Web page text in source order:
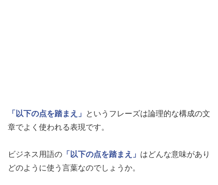
「以下の点を踏まえ」
というフレーズは論理的な構成の文
章でよく使われる表現です。
ビジネス用語の 「以下の点を踏まえ」 はどんな意味があり
どのように使う言葉なのでしょうか。